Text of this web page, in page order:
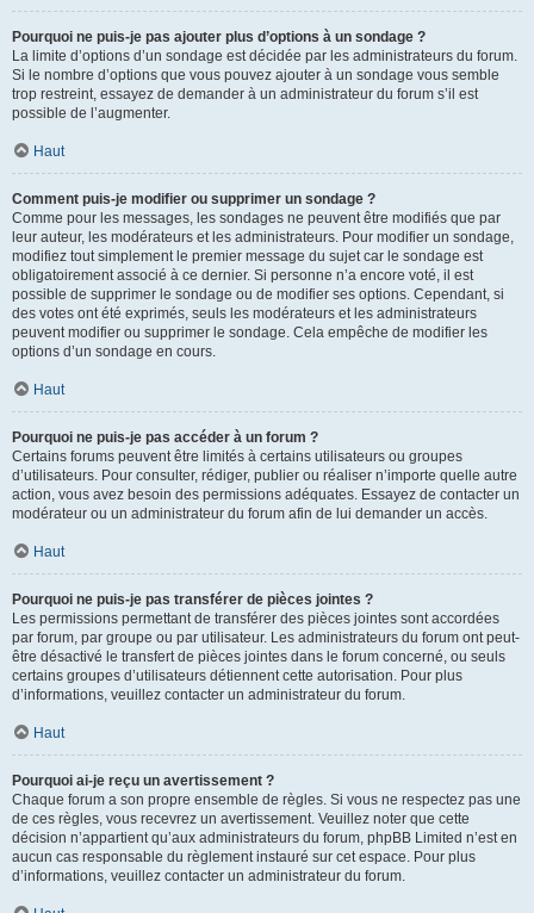
Pourquoi ne puis-je pas ajouter plus d’options à un sondage ?
La limite d’options d’un sondage est décidée par les administrateurs du forum.
Si le nombre d’options que vous pouvez ajouter à un sondage vous semble
trop restreint, essayez de demander à un administrateur du forum s’il est
possible de l’augmenter.
Haut
Comment puis-je modifier ou supprimer un sondage ?
Comme pour les messages, les sondages ne peuvent être modifiés que par
leur auteur, les modérateurs et les administrateurs. Pour modifier un sondage,
modifiez tout simplement le premier message du sujet car le sondage est
obligatoirement associé à ce dernier. Si personne n’a encore voté, il est
possible de supprimer le sondage ou de modifier ses options. Cependant, si
des votes ont été exprimés, seuls les modérateurs et les administrateurs
peuvent modifier ou supprimer le sondage. Cela empêche de modifier les
options d’un sondage en cours.
Haut
Pourquoi ne puis-je pas accéder à un forum ?
Certains forums peuvent être limités à certains utilisateurs ou groupes
d’utilisateurs. Pour consulter, rédiger, publier ou réaliser n’importe quelle autre
action, vous avez besoin des permissions adéquates. Essayez de contacter un
modérateur ou un administrateur du forum afin de lui demander un accès.
Haut
Pourquoi ne puis-je pas transférer de pièces jointes ?
Les permissions permettant de transférer des pièces jointes sont accordées
par forum, par groupe ou par utilisateur. Les administrateurs du forum ont peut-
être désactivé le transfert de pièces jointes dans le forum concerné, ou seuls
certains groupes d’utilisateurs détiennent cette autorisation. Pour plus
d’informations, veuillez contacter un administrateur du forum.
Haut
Pourquoi ai-je reçu un avertissement ?
Chaque forum a son propre ensemble de règles. Si vous ne respectez pas une
de ces règles, vous recevrez un avertissement. Veuillez noter que cette
décision n’appartient qu’aux administrateurs du forum, phpBB Limited n’est en
aucun cas responsable du règlement instauré sur cet espace. Pour plus
d’informations, veuillez contacter un administrateur du forum.